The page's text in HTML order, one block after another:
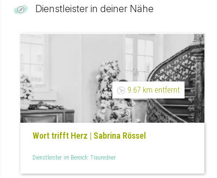
Dienstleister in deiner Nähe
9.67 km entfernt
Wort trifft Herz | Sabrina Rössel
Dienstleister im Bereich: Trauredner